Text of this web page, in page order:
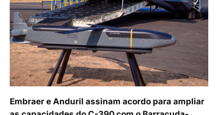
Embraer e Anduril assinam acordo para ampliar